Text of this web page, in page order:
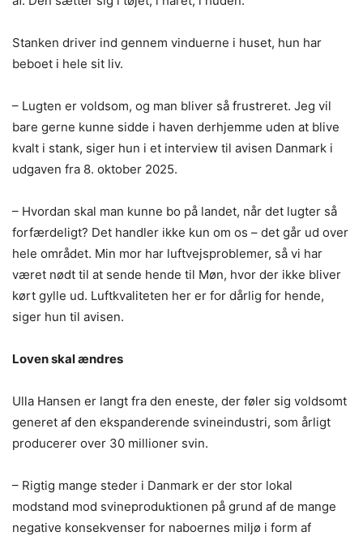
Stanken driver ind gennem vinduerne i huset, hun har
beboet i hele sit liv.
– Lugten er voldsom, og man bliver så frustreret. Jeg vil
bare gerne kunne sidde i haven derhjemme uden at blive
kvalt i stank, siger hun i et interview til avisen Danmark i
udgaven fra 8. oktober 2025.
– Hvordan skal man kunne bo på landet, når det lugter så
forfærdeligt? Det handler ikke kun om os – det går ud over
hele området. Min mor har luftvejsproblemer, så vi har
været nødt til at sende hende til Møn, hvor der ikke bliver
kørt gylle ud. Luftkvaliteten her er for dårlig for hende,
siger hun til avisen.
Loven skal ændres
Ulla Hansen er langt fra den eneste, der føler sig voldsomt
generet af den ekspanderende svineindustri, som årligt
producerer over 30 millioner svin.
– Rigtig mange steder i Danmark er der stor lokal
modstand mod svineproduktionen på grund af de mange
negative konsekvenser for naboernes miljø i form af